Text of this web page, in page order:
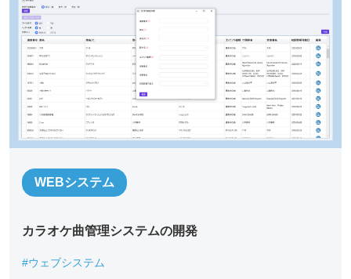
部署名
役職
メールアドレス*
ご連絡先電話番号*
WEBシステム
カラオケ曲管理システムの開発
#ウェブシステム